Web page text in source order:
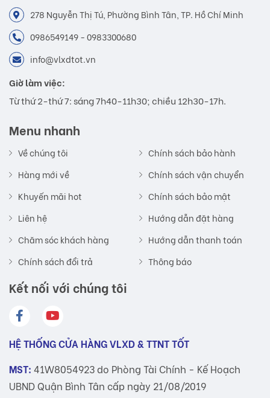
278 Nguyễn Thị Tú, Phường Bình Tân, TP. Hồ Chí Minh
0986549149 - 0983300680
info@vlxdtot.vn
Giờ làm việc:
Từ thứ 2-thứ 7: sáng 7h40-11h30; chiều 12h30-17h.
Menu nhanh
Về chúng tôi
Hàng mới về
Khuyến mãi hot
Liên hệ
Chăm sóc khách hàng
Chính sách đổi trả
Chính sách bảo hành
Chính sách vận chuyển
Chính sách bảo mật
Hướng dẫn đặt hàng
Hướng dẫn thanh toán
Thông báo
Kết nối với chúng tôi
HỆ THỐNG CỬA HÀNG VLXD & TTNT TỐT
MST: 41W8054923 do Phòng Tài Chính - Kế Hoạch
UBND Quận Bình Tân cấp ngày 21/08/2019